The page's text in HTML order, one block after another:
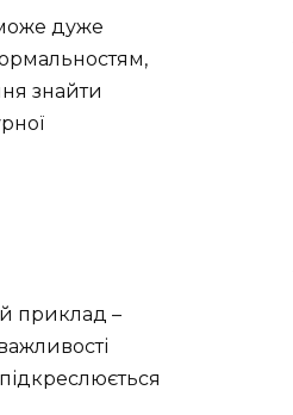
дуже
знайти
приклад –